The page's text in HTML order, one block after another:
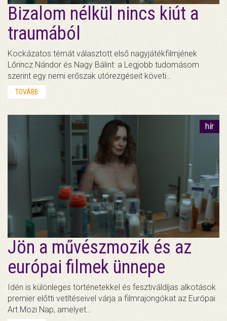
Bizalom nélkül nincs kiút a
traumából
Kockázatos témát választott első nagyjátékfilmjének
Lőrincz Nándor és Nagy Bálint: a Legjobb tudomásom
szerint egy nemi erőszak utórezgéseit követi…
TOVÁBB
hír
Jön a művészmozik és az
európai filmek ünnepe
Idén is különleges történetekkel és fesztiváldíjas alkotások
premier előtti vetítéseivel várja a filmrajongókat az Európai
Art Mozi Nap, amelyet…